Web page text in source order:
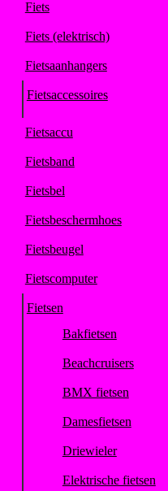
Fiets
Fiets (elektrisch)
Fietsaanhangers
Fietsaccessoires
Fietsaccu
Fietsband
Fietsbel
Fietsbeschermhoes
Fietsbeugel
Fietscomputer
Fietsen
Bakfietsen
Beachcruisers
BMX fietsen
Damesfietsen
Driewieler
Elektrische fietsen